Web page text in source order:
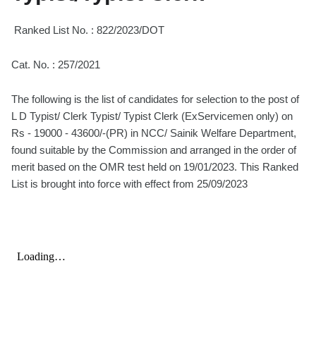
Ranked List No. : 822/2023/DOT
Cat. No. : 257/2021
The following is the list of candidates for selection to the post of
L D Typist/ Clerk Typist/ Typist Clerk (ExServicemen only) on
Rs - 19000 - 43600/-(PR) in NCC/ Sainik Welfare Department,
found suitable by the Commission and arranged in the order of
merit based on the OMR test held on 19/01/2023. This Ranked
List is brought into force with effect from 25/09/2023